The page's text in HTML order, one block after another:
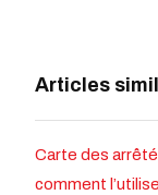
Articles
Carte des
comment